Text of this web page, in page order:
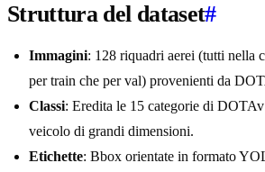
Struttura del dataset#
Immagini: 128 riquadri aerei (tutti nella
per train che per val) provenienti da
Classi: Eredita le 15 categorie di
veicolo di grandi dimensioni.
Etichette: Bbox orientate in formato